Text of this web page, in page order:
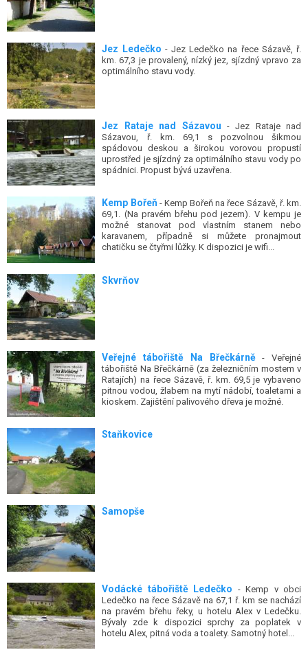
Jez Ledečko - Jez Ledečko na řece Sázavě, ř.
km. 67,3 je provalený, nízký jez, sjízdný vpravo za
optimálního stavu vody.
Jez Rataje nad Sázavou - Jez Rataje nad
Sázavou, ř. km. 69,1 s pozvolnou šikmou
spádovou deskou a širokou vorovou propustí
uprostřed je sjízdný za optimálního stavu vody po
spádnici. Propust bývá uzavřena.
Kemp Bořeň- Kemp Bořeň na řece Sázavě, ř. km.
69,1. (Na pravém břehu pod jezem). V kempu je
možné stanovat pod vlastním stanem nebo
karavanem, případně si můžete pronajmout
chatičku se čtyřmi lůžky. K dispozici je wifi...
Skvrňov
Veřejné tábořiště Na Břečkárně- Veřejné
tábořiště Na Břečkárně (za železničním mostem v
Ratajích) na řece Sázavě, ř. km. 69,5 je vybaveno
pitnou vodou, žlabem na mytí nádobí, toaletami a
kioskem. Zajištění palivového dřeva je možné.
Staňkovice
Samopše
Vodácké tábořiště Ledečko - Kemp v obci
Ledečko na řece Sázavě na 67,1 ř. km se nachází
na pravém břehu řeky, u hotelu Alex v Ledečku.
Bývaly zde k dispozici sprchy za poplatek v
hotelu Alex, pitná voda a toalety. Samotný hotel...